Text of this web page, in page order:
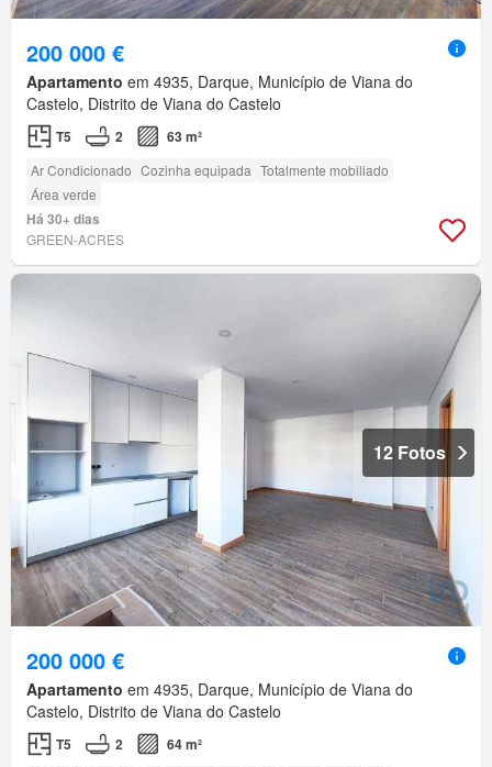
200 000 €
Apartamento em 4935, Darque, Município de Viana do
Castelo, Distrito de Viana do Castelo
T5 2 63 m²
Ar Condicionado Cozinha equipada Totalmente mobiliado
Área verde
Há 30+ dias
GREEN-ACRES
12 Fotos
200 000 €
Apartamento em 4935, Darque, Município de Viana do
Castelo, Distrito de Viana do Castelo
T5 2 64 m²